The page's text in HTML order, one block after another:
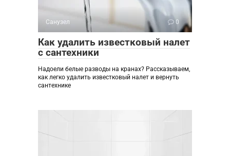
Санузел 0
Как удалить известковый налет
с сантехники
Надоели белые разводы на кранах? Рассказываем,
как легко удалить известковый налет и вернуть
сантехнике